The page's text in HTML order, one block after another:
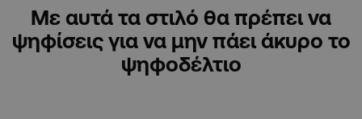
Με αυτά τα στιλό θα πρέπει να
ψηφίσεις για να μην πάει άκυρο το
ψηφοδέλτιο